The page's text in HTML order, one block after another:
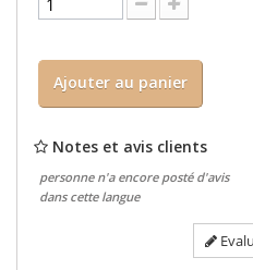
Ajouter au panier
Notes et avis clients
personne n'a encore posté d'avis
dans cette langue